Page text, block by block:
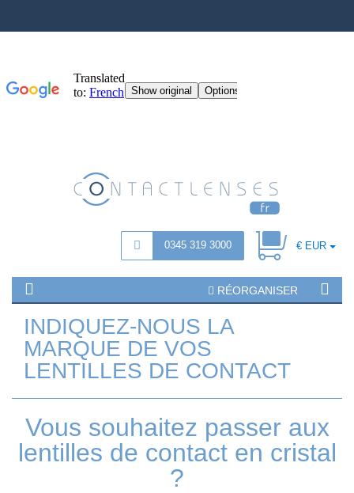
0345 319 3000 € EUR
RÉORGANISER
INDIQUEZ-NOUS LA
MARQUE DE VOS
LENTILLES DE CONTACT
Vous souhaitez passer aux
lentilles de contact en cristal
?